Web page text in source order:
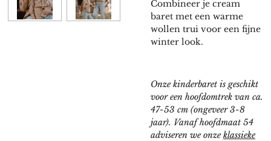
Combineer je cream
baret met een warme
wollen trui voor een fijne
winter look.
Onze kinderbaret is geschikt
voor een hoofdomtrek van ca.
47-53 cm (ongeveer 3-8
jaar). Vanaf hoofdmaat 54
adviseren we onzeklassieke